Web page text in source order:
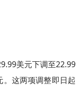
美元下调至22.99
。这两项调整即日起